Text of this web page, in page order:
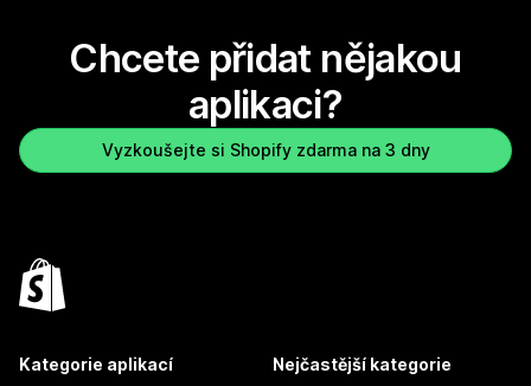
Chcete přidat nějakou
aplikaci?
Vyzkoušejte si Shopify zdarma na 3 dny
Kategorie aplikací Nejčastější kategorie